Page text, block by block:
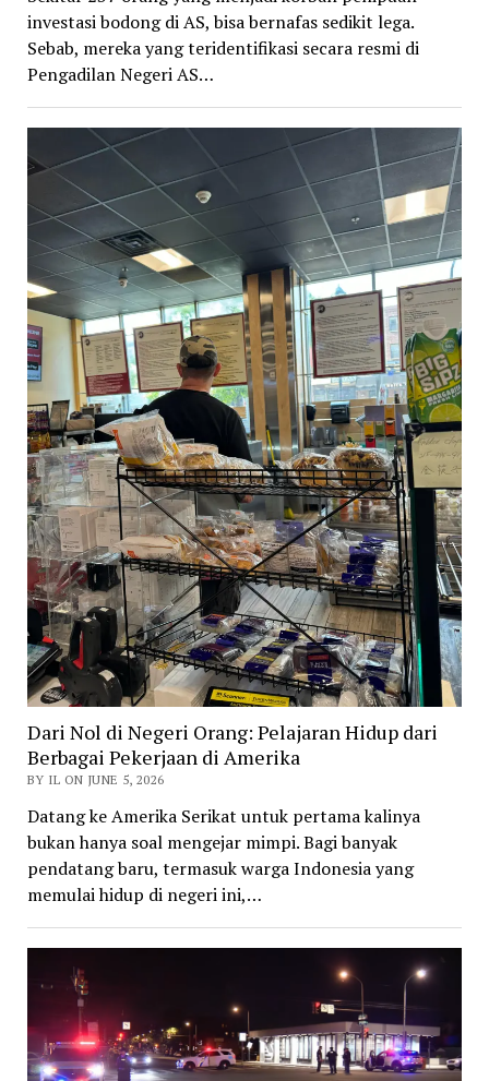
investasi bodong di AS, bisa bernafas sedikit lega.
Sebab, mereka yang teridentifikasi secara resmi di
Pengadilan Negeri AS…
Dari Nol di Negeri Orang: Pelajaran Hidup dari
Berbagai Pekerjaan di Amerika
BY IL ON JUNE 5, 2026
Datang ke Amerika Serikat untuk pertama kalinya
bukan hanya soal mengejar mimpi. Bagi banyak
pendatang baru, termasuk warga Indonesia yang
memulai hidup di negeri ini,…